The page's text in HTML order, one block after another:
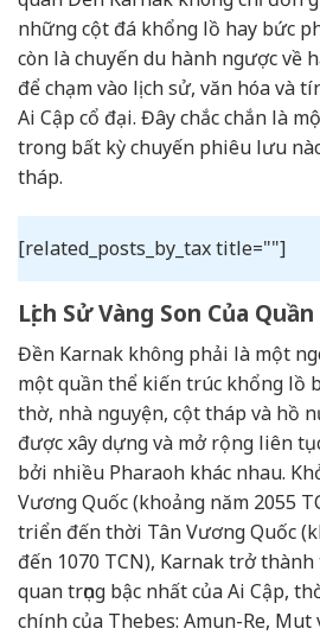
những cột đá khổng lồ hay bức
còn là chuyến du hành ngược về
để chạm vào lịch sử, văn hóa và
Ai Cập cổ đại. Đây chắc chắn là
trong bất kỳ chuyến phiêu lưu
tháp.
[related_posts_by_tax title=""]
Lịch Sử Vàng Son Của
Đền Karnak không phải là một
một quần thể kiến trúc khổng lồ
thờ, nhà nguyện, cột tháp và hồ
được xây dựng và mở rộng liên
bởi nhiều Pharaoh khác nhau.
Vương Quốc (khoảng năm 2055
triển đến thời Tân Vương Quốc
đến 1070 TCN), Karnak trở
quan trọng bậc nhất của Ai Cập,
chính của Thebes: Amun-Re, Mut